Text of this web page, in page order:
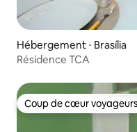
Hébergement ⋅ Brasília
Résidence TCA
Coup de cœur voyageurs
Coup de cœur voyageurs